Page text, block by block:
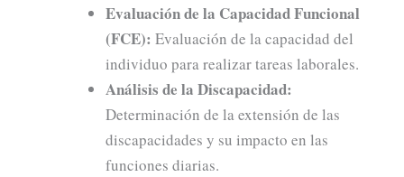
Evaluación de la Capacidad Funcional
(FCE): Evaluación de la capacidad del
individuo para realizar tareas laborales.
Análisis de la Discapacidad:
Determinación de la extensión de las
discapacidades y su impacto en las
funciones diarias.